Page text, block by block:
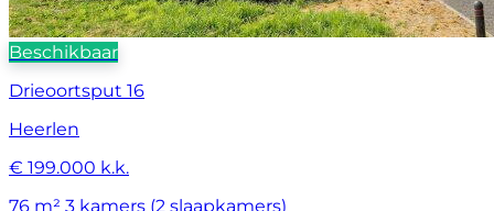
Beschikbaar
Drieoortsput 16
Heerlen
€ 199.000 k.k.
76 m² 3 kamers (2 slaapkamers)